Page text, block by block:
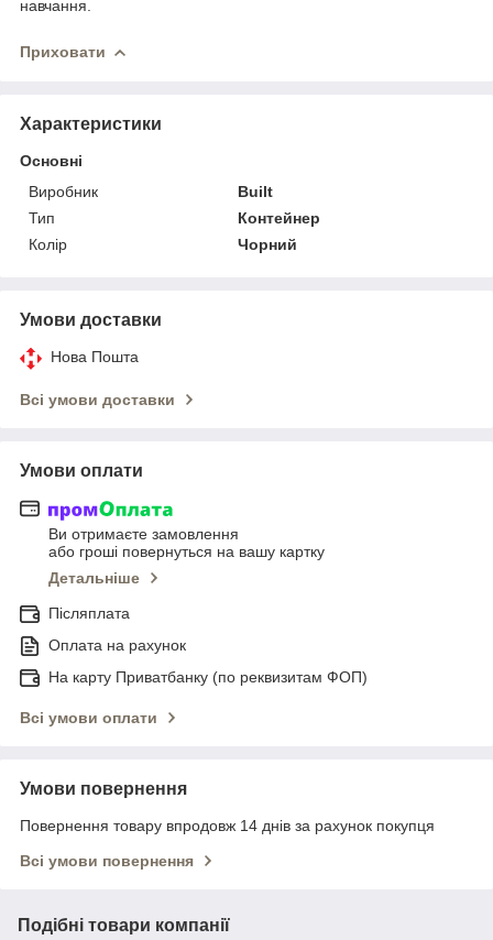
навчання.
Приховати
Характеристики
Основні
Виробник
Built
Тип
Контейнер
Колір
Чорний
Умови доставки
Нова Пошта
Всі умови доставки
Умови оплати
Ви отримаєте замовлення
або гроші повернуться на вашу картку
Детальніше
Післяплата
Оплата на рахунок
На карту Приватбанку (по реквизитам ФОП)
Всі умови оплати
Умови повернення
Повернення товару впродовж 14 днів за рахунок покупця
Всі умови повернення
Подібні товари компанії